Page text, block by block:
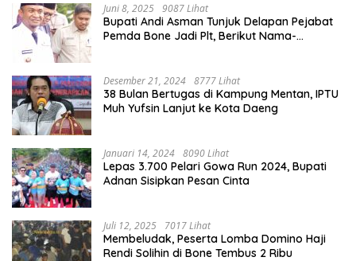
Juni 8, 2025 9087 Lihat
Bupati Andi Asman Tunjuk Delapan Pejabat
Pemda Bone Jadi Plt, Berikut Nama-
Desember 21, 2024 8777 Lihat
38 Bulan Bertugas di Kampung Mentan, IPTU
Muh Yufsin Lanjut ke Kota Daeng
Januari 14, 2024 8090 Lihat
Lepas 3.700 Pelari Gowa Run 2024, Bupati
Adnan Sisipkan Pesan Cinta
Juli 12, 2025 7017 Lihat
Membeludak, Peserta Lomba Domino Haji
Rendi Solihin di Bone Tembus 2 Ribu